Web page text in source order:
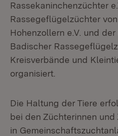
Rassekaninchenzüchter
Rassegeflügelzüchter
Hohenzollern e.V. und
Badischer
Kreisverbände und
organisiert.
Die Haltung der Tiere
bei den Züchterinnen
in